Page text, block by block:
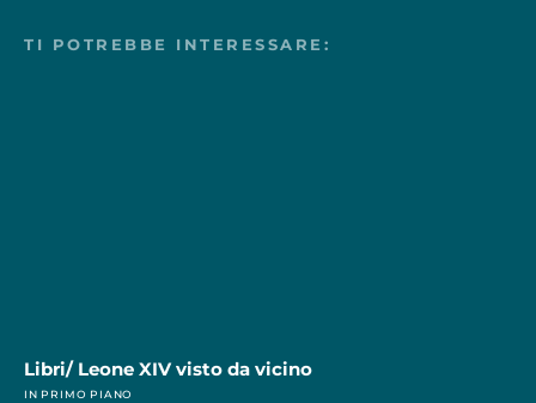
TI POTREBBE INTERESSARE:
Libri/ Leone XIV visto da vicino
IN PRIMO PIANO